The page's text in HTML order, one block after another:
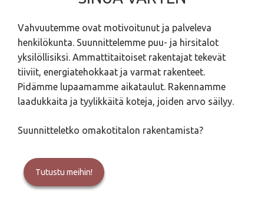
Vahvuutemme ovat motivoitunut ja palveleva
henkilökunta. Suunnittelemme puu- ja hirsitalot
yksilöllisiksi. Ammattitaitoiset rakentajat tekevät
tiiviit, energiatehokkaat ja varmat rakenteet.
Pidämme lupaamamme aikataulut. Rakennamme
laadukkaita ja tyylikkäitä koteja, joiden arvo säilyy.
Suunnitteletko omakotitalon rakentamista?
Tutustu meihin!